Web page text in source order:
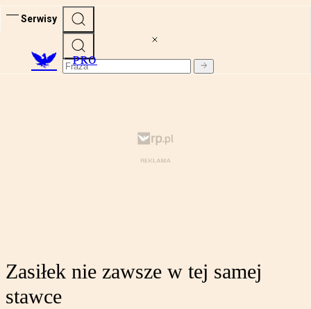
Serwisy
PRO
Zasiłek nie zawsze w tej samej
stawce